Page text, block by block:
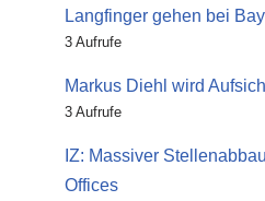
Langfinger gehen bei
3 Aufrufe
Markus Diehl wird
3 Aufrufe
IZ: Massiver
Offices